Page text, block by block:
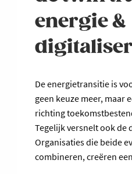
energie &
De energietransitie is
geen keuze meer, maar
richting
Tegelijk versnelt ook de
Organisaties die beide
combineren, creëren